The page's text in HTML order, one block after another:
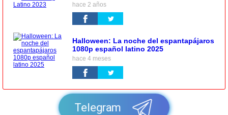
hace 2 años
Halloween: La noche del espantapájaros
1080p español latino 2025
hace 4 meses
Telegram